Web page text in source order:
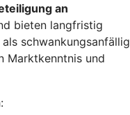
an
bieten langfristig
schwankungsanfällig
Marktkenntnis und